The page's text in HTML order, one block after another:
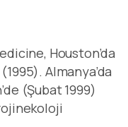
Houston’da
Almanya’da
(Şubat 1999)